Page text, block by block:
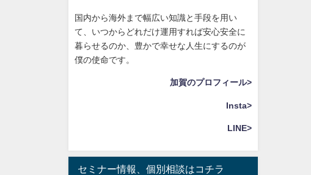
国内から海外まで幅広い知識と手段を用い
て、いつからどれだけ運用すれば安心安全に
暮らせるのか、豊かで幸せな人生にするのが
僕の使命です。
加賀のプロフィール>
Insta>
LINE>
セミナー情報、個別相談はコチラ